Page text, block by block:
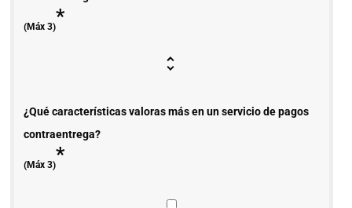
(Máx 3)*
¿Qué características valoras más en un servicio de pagos
contraentrega?
(Máx 3)*